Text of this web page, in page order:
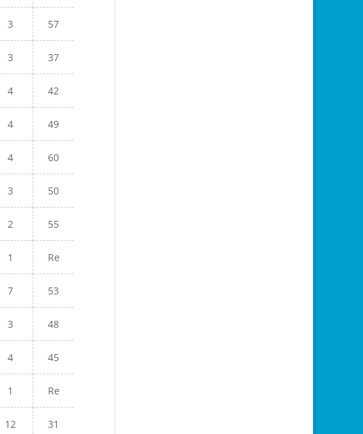
3 57
3 37
4 42
4 49
4 60
3 50
2 55
1 Re
7 53
3 48
4 45
1 Re
12 31